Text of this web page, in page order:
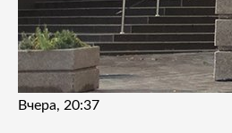
Вчера, 20:37